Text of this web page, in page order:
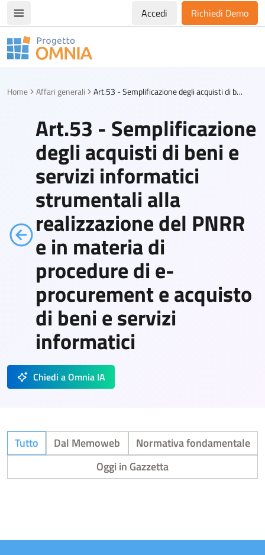
Apri/chiudi menù di navigazioneAccedi Richiedi Demo
Progetto Omnia
Home Affari generali Art.53 - Semplificazione degli acquisti di beni e servizi informatici strumentali alla realizzazione del PNRR e in materia di procedure di e-procurement e acquisto di beni e servizi informatici
Art.53 - Semplificazione
degli acquisti di beni e
servizi informatici
strumentali alla
realizzazione del PNRR
e in materia di
procedure di e-
procurement e acquisto
di beni e servizi
informatici
Chiedi a Omnia IA
Tutto Dal Memoweb
Normativa fondamentale
Oggi in Gazzetta